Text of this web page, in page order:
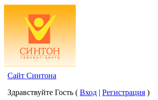
Сайт Синтона
Здравствуйте Гость ( Вход | Регистрация )